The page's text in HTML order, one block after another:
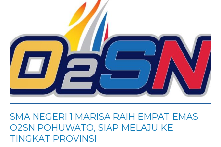
SMA NEGERI 1 MARISA RAIH EMPAT EMAS
O2SN POHUWATO, SIAP MELAJU KE
TINGKAT PROVINSI